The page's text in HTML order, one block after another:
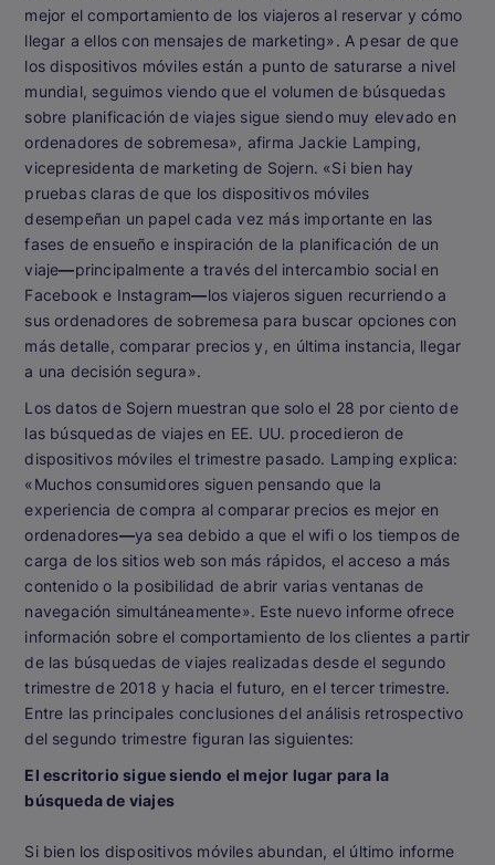
mejor el comportamiento de los viajeros al reservar y cómo
llegar a ellos con mensajes de marketing». A pesar de que
los dispositivos móviles están a punto de saturarse a nivel
mundial, seguimos viendo que el volumen de búsquedas
sobre planificación de viajes sigue siendo muy elevado en
ordenadores de sobremesa», afirma Jackie Lamping,
vicepresidenta de marketing de Sojern. «Si bien hay
pruebas claras de que los dispositivos móviles
desempeñan un papel cada vez más importante en las
fases de ensueño e inspiración de la planificación de un
viaje—principalmente a través del intercambio social en
Facebook e Instagram—los viajeros siguen recurriendo a
sus ordenadores de sobremesa para buscar opciones con
más detalle, comparar precios y, en última instancia, llegar
a una decisión segura».
Los datos de Sojern muestran que solo el 28 por ciento de
las búsquedas de viajes en EE. UU. procedieron de
dispositivos móviles el trimestre pasado. Lamping explica:
«Muchos consumidores siguen pensando que la
experiencia de compra al comparar precios es mejor en
ordenadores—ya sea debido a que el wifi o los tiempos de
carga de los sitios web son más rápidos, el acceso a más
contenido o la posibilidad de abrir varias ventanas de
navegación simultáneamente». Este nuevo informe ofrece
información sobre el comportamiento de los clientes a partir
de las búsquedas de viajes realizadas desde el segundo
trimestre de 2018 y hacia el futuro, en el tercer trimestre.
Entre las principales conclusiones del análisis retrospectivo
del segundo trimestre figuran las siguientes:
El escritorio sigue siendo el mejor lugar para la
búsqueda de viajes
Si bien los dispositivos móviles abundan, el último informe